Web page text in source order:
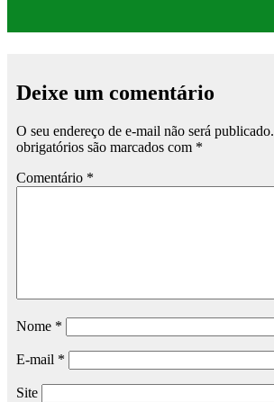
Deixe um comentário
O seu endereço de e-mail não será publicado.
obrigatórios são marcados com *
Comentário *
Nome *
E-mail *
Site